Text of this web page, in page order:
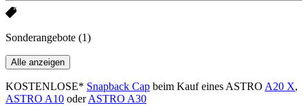
Sonderangebote (1)
Alle anzeigen
KOSTENLOSE* Snapback Cap beim Kauf eines ASTRO A20 X,
ASTRO A10 oderASTRO A30